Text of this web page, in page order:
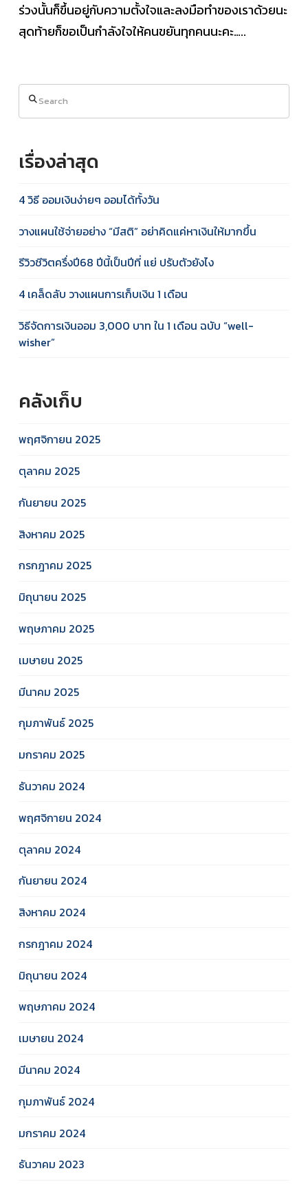
ร่วงนั้นก็ขึ้นอยู่กับความตั้งใจและลงมือทำของเราด้วยนะ
สุดท้ายก็ขอเป็นกำลังใจให้คนขยันทุกคนนะคะ…..
Search
เรื่องล่าสุด
4 วิธี ออมเงินง่ายๆ ออมได้ทั้งวัน
วางแผนใช้จ่ายอย่าง “มีสติ” อย่าคิดแค่หาเงินให้มากขึ้น
รีวิวชีวิตครึ่งปี68 ปีนี้เป็นปีที่ แย่ ปรับตัวยังไง
4 เคล็ดลับ วางแผนการเก็บเงิน 1 เดือน
วิธีจัดการเงินออม 3,000 บาท ใน 1 เดือน ฉบับ “well-
wisher”
คลังเก็บ
พฤศจิกายน 2025
ตุลาคม 2025
กันยายน 2025
สิงหาคม 2025
กรกฎาคม 2025
มิถุนายน 2025
พฤษภาคม 2025
เมษายน 2025
มีนาคม 2025
กุมภาพันธ์ 2025
มกราคม 2025
ธันวาคม 2024
พฤศจิกายน 2024
ตุลาคม 2024
กันยายน 2024
สิงหาคม 2024
กรกฎาคม 2024
มิถุนายน 2024
พฤษภาคม 2024
เมษายน 2024
มีนาคม 2024
กุมภาพันธ์ 2024
มกราคม 2024
ธันวาคม 2023